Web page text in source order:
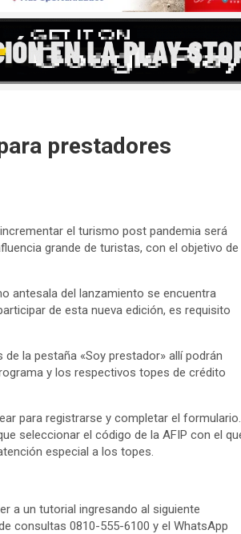
prestadores
el turismo post pandemia será
grande de turistas, con el objetivo de
antesala del lanzamiento se encuentra
de esta nueva edición, es requisito
la pestaña «Soy prestador» allí podrán
y los respectivos topes de crédito
para registrarse y completar el formulario.
seleccionar el código de la AFIP con el
especial a los topes.
a un tutorial ingresando al siguiente
consultas 0810-555-6100 y el WhatsApp